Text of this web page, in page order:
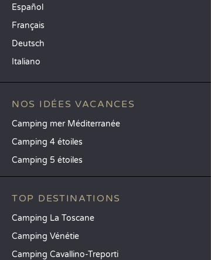
Español
Français
Deutsch
Italiano
NOS IDÉES VACANCES
Camping mer Méditerranée
Camping 4 étoiles
Camping 5 étoiles
TOP DESTINATIONS
Camping La Toscane
Camping Vénétie
Camping Cavallino-Treporti